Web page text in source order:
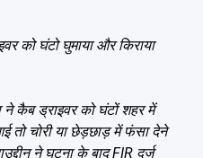
को घंटो घुमाया और किराया
ने कैब ड्राइवर को घंटों शहर में
तो चोरी या छेड़छाड़ में फंसा देने
ने घटना के बाद FIR दर्ज